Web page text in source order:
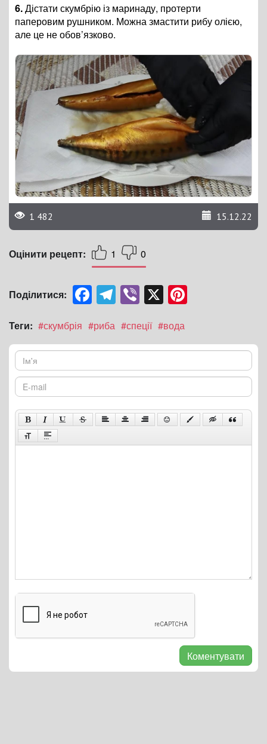
6.Дістати скумбрію із маринаду, протерти
паперовим рушником. Можна змастити рибу олією,
але це не обов’язково.
1 482 15.12.22
Оцінити рецепт: 1 0
Поділитися: FacebookTelegramViber X
Теги: #скумбрія #риба #спеції #вода
Коментувати